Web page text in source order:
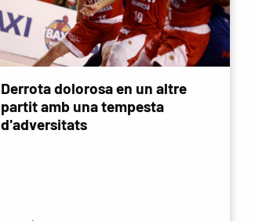
Derrota dolorosa en un altre
partit amb una tempesta
d'adversitats